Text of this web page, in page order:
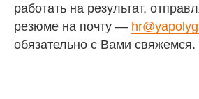
работать на результат,
резюме на почту —
обязательно с Вами свяжемся.